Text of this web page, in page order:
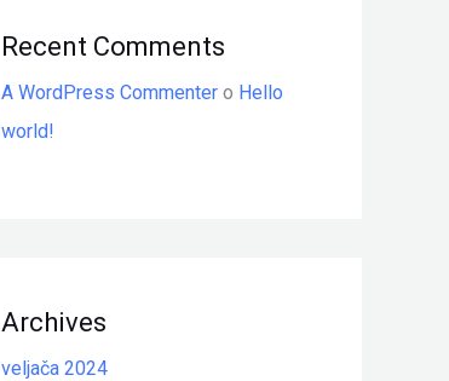
Recent Comments
A WordPress Commenter o Hello
world!
Archives
veljača 2024